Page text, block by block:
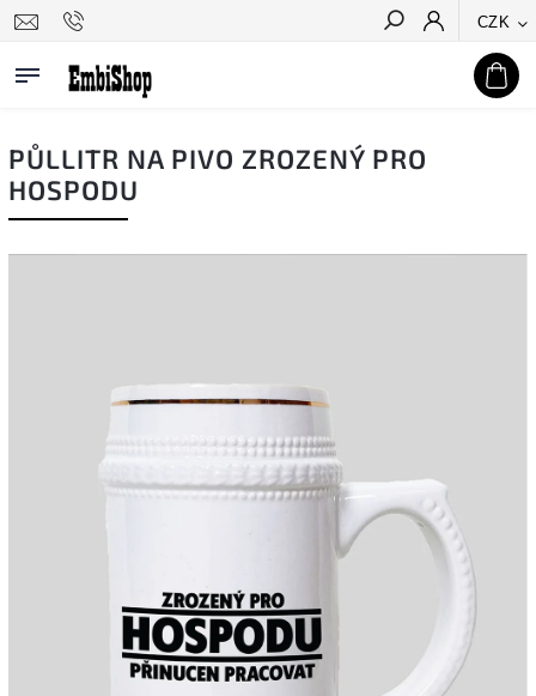
CZK
Hledat
PŮLLITR NA PIVO ZROZENÝ PRO
HOSPODU